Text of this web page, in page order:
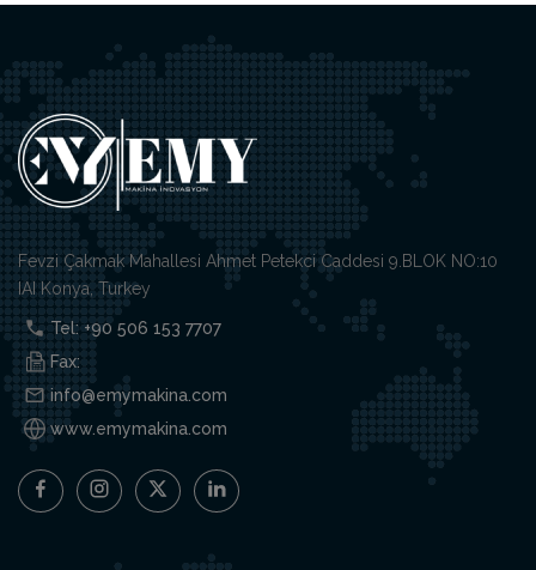
Fevzi Çakmak Mahallesi Ahmet Petekci Caddesi 9.BLOK NO:10
IAI Konya, Turkey
Tel: +90 506 153 7707
Fax:
info@emymakina.com
www.emymakina.com